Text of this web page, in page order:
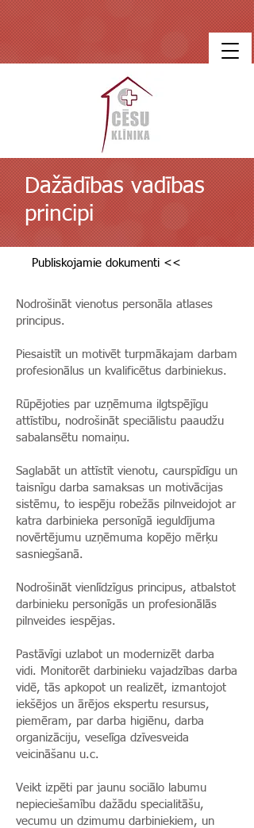
Dažādības vadības
principi
Publiskojamie dokumenti <<
Nodrošināt vienotus personāla atlases
principus.
Piesaistīt un motivēt turpmākajam darbam
profesionālus un kvalificētus darbiniekus.
Rūpējoties par uzņēmuma ilgtspējīgu
attīstību, nodrošināt speciālistu paaudžu
sabalansētu nomaiņu.
Saglabāt un attīstīt vienotu, caurspīdīgu un
taisnīgu darba samaksas un motivācijas
sistēmu, to iespēju robežās pilnveidojot ar
katra darbinieka personīgā ieguldījuma
novērtējumu uzņēmuma kopējo mērķu
sasniegšanā.
Nodrošināt vienlīdzīgus principus, atbalstot
darbinieku personīgās un profesionālās
pilnveides iespējas.
Pastāvīgi uzlabot un modernizēt darba
vidi. Monitorēt darbinieku vajadzības darba
vidē, tās apkopot un realizēt, izmantojot
iekšējos un ārējos ekspertu resursus,
piemēram, par darba higiēnu, darba
organizāciju, veselīga dzīvesveida
veicināšanu u.c.
Veikt izpēti par jaunu sociālo labumu
nepieciešamību dažādu specialitāšu,
vecumu un dzimumu darbiniekiem, un